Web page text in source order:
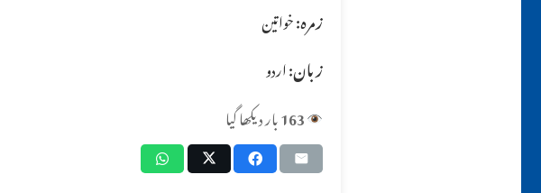
زمرہ:خواتین
زبان:اردو
163بار دیکھا گیا